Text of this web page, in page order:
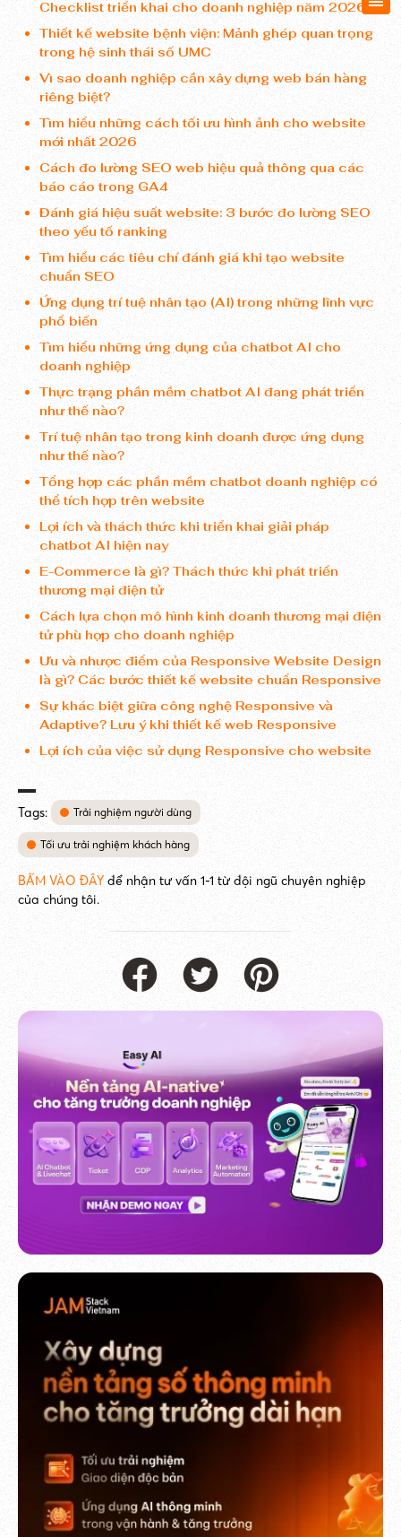
Checklist triển khai cho doanh nghiệp năm 2026
Thiết kế website bệnh viện: Mảnh ghép quan trọng
trong hệ sinh thái số UMC
Vì sao doanh nghiệp cần xây dựng web bán hàng
riêng biệt?
Tìm hiểu những cách tối ưu hình ảnh cho website
mới nhất 2026
Cách đo lường SEO web hiệu quả thông qua các
báo cáo trong GA4
Đánh giá hiệu suất website: 3 bước đo lường SEO
theo yếu tố ranking
Tìm hiểu các tiêu chí đánh giá khi tạo website
chuẩn SEO
Ứng dụng trí tuệ nhân tạo (AI) trong những lĩnh vực
phổ biến
Tìm hiểu những ứng dụng của chatbot AI cho
doanh nghiệp
Thực trạng phần mềm chatbot AI đang phát triển
như thế nào?
Trí tuệ nhân tạo trong kinh doanh được ứng dụng
như thế nào?
Tổng hợp các phần mềm chatbot doanh nghiệp có
thể tích hợp trên website
Lợi ích và thách thức khi triển khai giải pháp
chatbot AI hiện nay
E-Commerce là gì? Thách thức khi phát triển
thương mại điện tử
Cách lựa chọn mô hình kinh doanh thương mại điện
tử phù hợp cho doanh nghiệp
Ưu và nhược điểm của Responsive Website Design
là gì? Các bước thiết kế website chuẩn Responsive
Sự khác biệt giữa công nghệ Responsive và
Adaptive? Lưu ý khi thiết kế web Responsive
Lợi ích của việc sử dụng Responsive cho website
Tags: Trải nghiệm người dùng
Tối ưu trải nghiệm khách hàng
BẤM VÀO ĐÂY để nhận tư vấn 1-1 từ đội ngũ chuyên nghiệp
của chúng tôi.